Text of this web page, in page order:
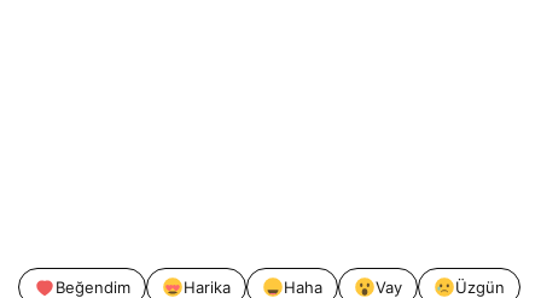
Beğendim Harika Haha Vay
Üzgün